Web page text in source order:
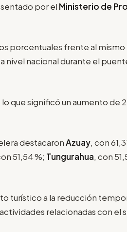
por el Ministerio de
porcentuales frente al
nivel nacional durante el
que significó un aumento de
destacaronAzuay, con
51,54 %; Tungurahua, con
turístico a la reducción
relacionadas con el